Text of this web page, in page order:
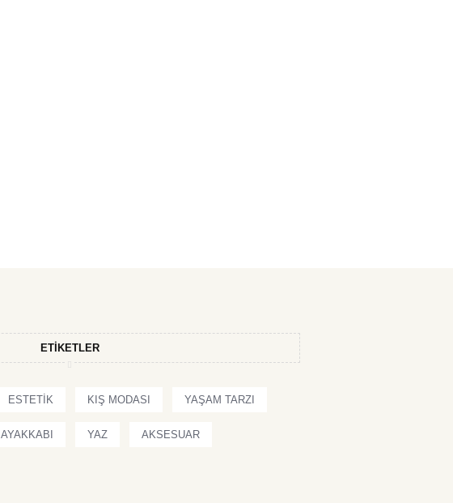
ETIKETLER
ESTETIK KIŞ MODASI YAŞAM TARZI
AYAKKABI YAZ AKSESUAR